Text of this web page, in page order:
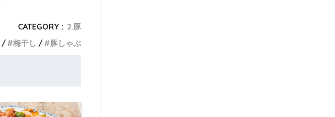
CATEGORY : 2.豚
梅干し 豚しゃぶ